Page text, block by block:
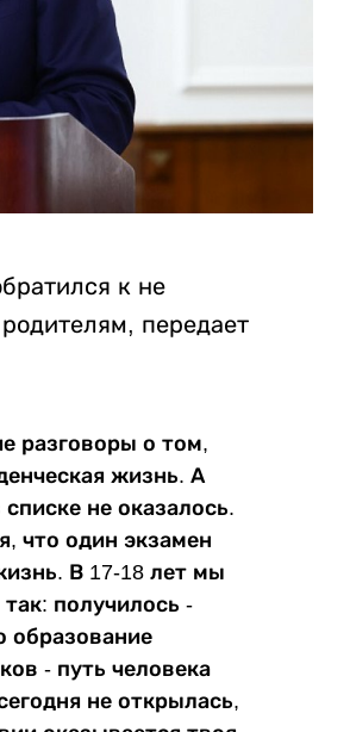
к не
передает
разговоры о том,
жизнь. А
не оказалось.
что один экзамен
В 17-18 лет мы
получилось -
образование
- путь человека
не открылась,